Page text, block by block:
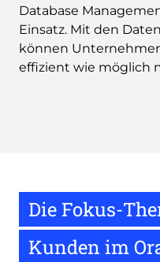
Database
Einsatz. Mit den
können
effizient wie möglich
Die Fokus-
Kunden im